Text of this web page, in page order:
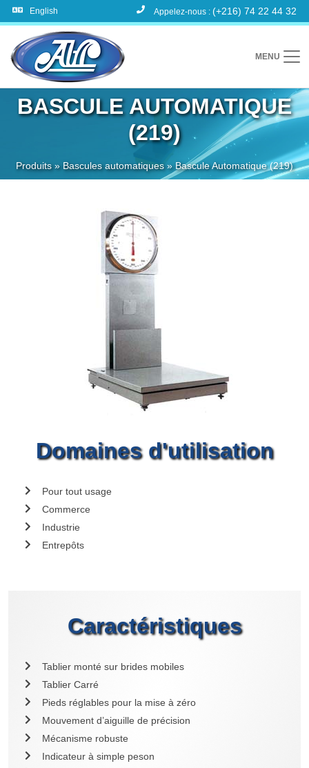
BASCULE AUTOMATIQUE
(219)
Produits» Bascules automatiques » Bascule Automatique (219)
English Appelez-nous : (+216) 74 22 44 32
MENU
Domaines d'utilisation
Pour tout usage
Commerce
Industrie
Entrepôts
Caractéristiques
Tablier monté sur brides mobiles
Tablier Carré
Pieds réglables pour la mise à zéro
Mouvement d’aiguille de précision
Mécanisme robuste
Indicateur à simple peson